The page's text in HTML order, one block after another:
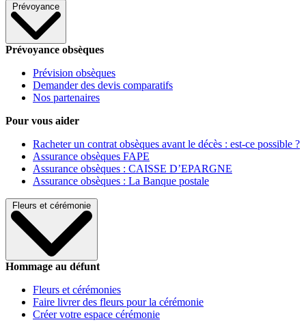
Prévoyance
Prévoyance obsèques
Prévision obsèques
Demander des devis comparatifs
Nos partenaires
Pour vous aider
Racheter un contrat obsèques avant le décès : est-ce possible ?
Assurance obsèques FAPE
Assurance obsèques : CAISSE D’EPARGNE
Assurance obsèques : La Banque postale
Fleurs et cérémonie
Hommage au défunt
Fleurs et cérémonies
Faire livrer des fleurs pour la cérémonie
Créer votre espace cérémonie